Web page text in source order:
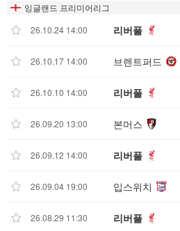
잉글랜드 프리미어리그
26.10.24 14:00
리버풀
26.10.17 14:00 브렌트퍼드
26.10.10 14:00 리버풀
26.09.20 13:00 본머스
26.09.12 14:00 리버풀
26.09.04 19:00 입스위치
26.08.29 11:30 리버풀